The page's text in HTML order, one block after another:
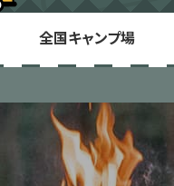
全国キャンプ場